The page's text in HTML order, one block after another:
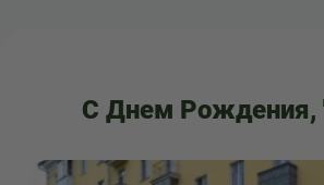
С Днем Рождения,